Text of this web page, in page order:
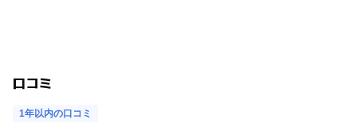
口コミ
1年以内の口コミ